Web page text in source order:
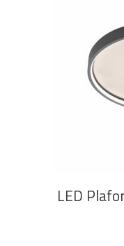
LED